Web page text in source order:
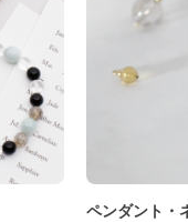
ペンダント・